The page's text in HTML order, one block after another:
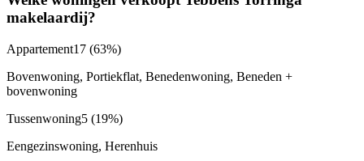
makelaardij?
Appartement17 (63%)
Bovenwoning, Portiekflat, Benedenwoning, Beneden +
bovenwoning
Tussenwoning5 (19%)
Eengezinswoning, Herenhuis